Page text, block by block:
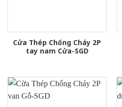
Cửa Thép Chống Cháy 2P
tay nam Cửa-SGD